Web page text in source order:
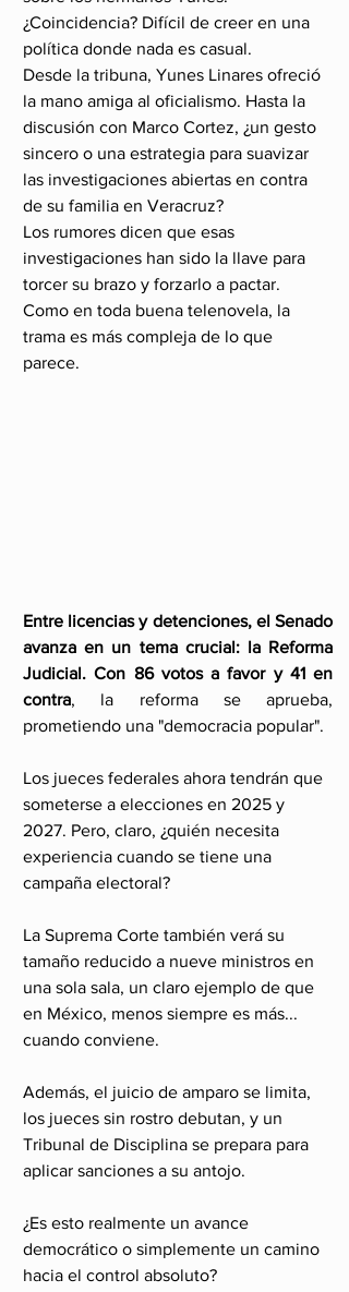
¿Coincidencia? Difícil de creer en una
política donde nada es casual.
Desde la tribuna, Yunes Linares ofreció
la mano amiga al oficialismo. Hasta la
discusión con Marco Cortez, ¿un gesto
sincero o una estrategia para suavizar
las investigaciones abiertas en contra
de su familia en Veracruz?
Los rumores dicen que esas
investigaciones han sido la llave para
torcer su brazo y forzarlo a pactar.
Como en toda buena telenovela, la
trama es más compleja de lo que
parece.
Entre licencias y detenciones, el Senado
avanza en un tema crucial: la Reforma
Judicial. Con 86 votos a favor y 41 en
contra, la reforma se aprueba,
prometiendo una "democracia popular".
Los jueces federales ahora tendrán que
someterse a elecciones en 2025 y
2027. Pero, claro, ¿quién necesita
experiencia cuando se tiene una
campaña electoral?
La Suprema Corte también verá su
tamaño reducido a nueve ministros en
una sola sala, un claro ejemplo de que
en México, menos siempre es más...
cuando conviene.
Además, el juicio de amparo se limita,
los jueces sin rostro debutan, y un
Tribunal de Disciplina se prepara para
aplicar sanciones a su antojo.
¿Es esto realmente un avance
democrático o simplemente un camino
hacia el control absoluto?